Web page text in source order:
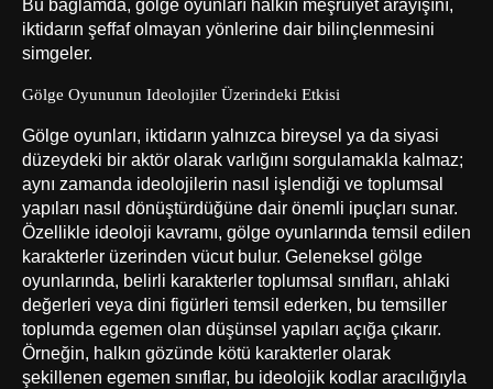
Bu bağlamda, gölge oyunları halkın meşruiyet arayışını,
iktidarın şeffaf olmayan yönlerine dair bilinçlenmesini
simgeler.
Gölge Oyununun Ideolojiler Üzerindeki Etkisi
Gölge oyunları, iktidarın yalnızca bireysel ya da siyasi
düzeydeki bir aktör olarak varlığını sorgulamakla kalmaz;
aynı zamanda ideolojilerin nasıl işlendiği ve toplumsal
yapıları nasıl dönüştürdüğüne dair önemli ipuçları sunar.
Özellikle ideoloji kavramı, gölge oyunlarında temsil edilen
karakterler üzerinden vücut bulur. Geleneksel gölge
oyunlarında, belirli karakterler toplumsal sınıfları, ahlaki
değerleri veya dini figürleri temsil ederken, bu temsiller
toplumda egemen olan düşünsel yapıları açığa çıkarır.
Örneğin, halkın gözünde kötü karakterler olarak
şekillenen egemen sınıflar, bu ideolojik kodlar aracılığıyla